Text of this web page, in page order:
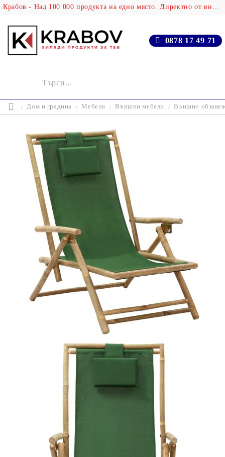
Крабов - Над 100 000 продукта на едно място. Директно от вносителя!
0878 17 49 71
Дом и градина Мебели Външни мебели Външно